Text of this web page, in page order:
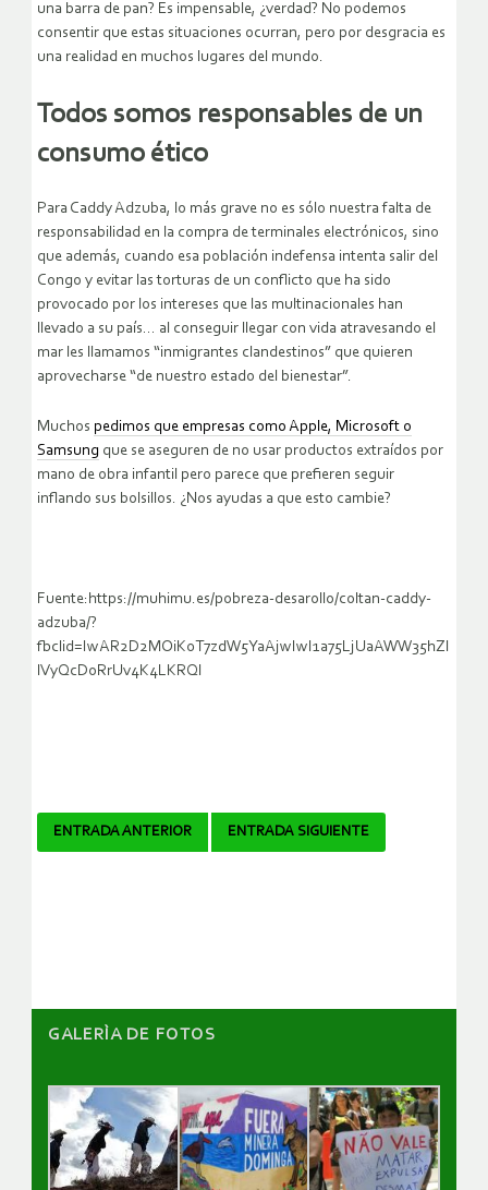
una barra de pan? Es impensable, ¿verdad? No podemos
consentir que estas situaciones ocurran, pero por desgracia es
una realidad en muchos lugares del mundo.
Todos somos responsables de un
consumo ético
Para Caddy Adzuba, lo más grave no es sólo nuestra falta de
responsabilidad en la compra de terminales electrónicos, sino
que además, cuando esa población indefensa intenta salir del
Congo y evitar las torturas de un conflicto que ha sido
provocado por los intereses que las multinacionales han
llevado a su país… al conseguir llegar con vida atravesando el
mar les llamamos “inmigrantes clandestinos” que quieren
aprovecharse “de nuestro estado del bienestar”.
Muchos pedimos que empresas como Apple, Microsoft o
Samsung que se aseguren de no usar productos extraídos por
mano de obra infantil pero parece que prefieren seguir
inflando sus bolsillos. ¿Nos ayudas a que esto cambie?
Fuente:https://muhimu.es/pobreza-desarollo/coltan-caddy-
adzuba/?
fbclid=IwAR2D2MOiK0T7zdW5YaAjwIwI1a75LjUaAWW35hZl
lVyQcDoRrUv4K4LKRQI
Navegador
ENTRADA ANTERIOR ENTRADA SIGUIENTE
GALERÌA DE FOTOS